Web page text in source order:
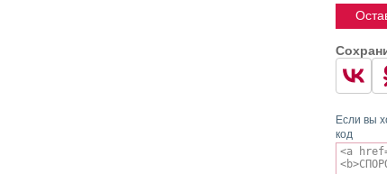
Если вы
код